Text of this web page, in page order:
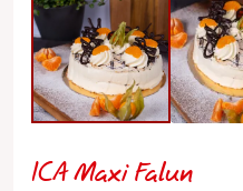
ICA Maxi Falun